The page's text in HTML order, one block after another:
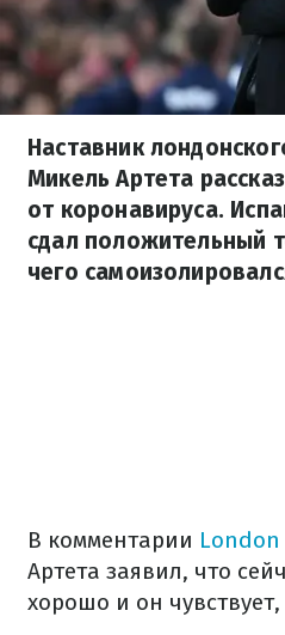
Наставник
Микель Артета
от коронавируса.
сдал положительный
чего
В комментарии
Артета заявил, что
хорошо и он